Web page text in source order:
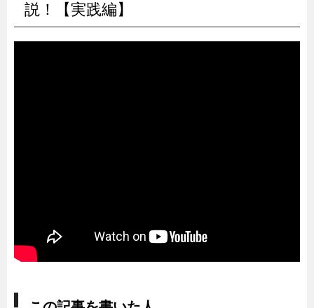
説！【実践編】